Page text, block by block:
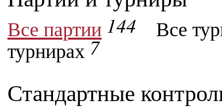
Все партии 144
Все
турнирах7
Стандартные